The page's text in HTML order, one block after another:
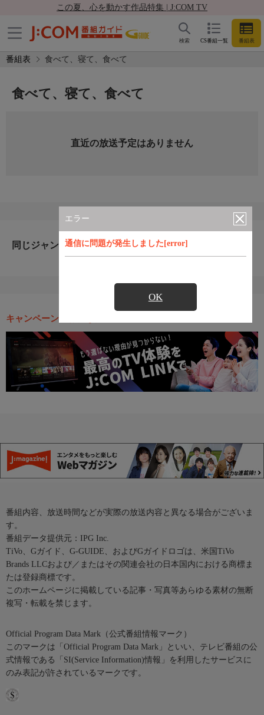
この夏、心を動かす作品特集 | J:COM TV
CS番組一覧 番組表
検索
番組表 食べて、寝て、食べて
エラー
通信に問題が発生しました[error]
OK
食べて、寝て、食べて
直近の放送予定はありません
同じジャンルのおすすめ番組
キャンペーン・お得な情報
番組内容、放送時間などが実際の放送内容と異なる場合がございま
す。
番組データ提供元：IPG Inc.
TiVo、Gガイド、G-GUIDE、およびGガイドロゴは、米国TiVo
Brands LLCおよび／またはその関連会社の日本国内における商標ま
たは登録商標です。
このホームページに掲載している記事・写真等あらゆる素材の無断
複写・転載を禁じます。
Official Program Data Mark（公式番組情報マーク）
このマークは「Official Program Data Mark」といい、テレビ番組の公
式情報である「SI(Service Information)情報」を利用したサービスに
のみ表記が許されているマークです。